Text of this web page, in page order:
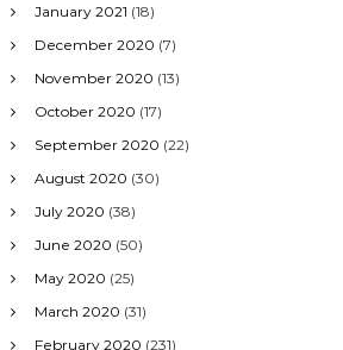
January 2021 (18)
December 2020 (7)
November 2020 (13)
October 2020 (17)
September 2020 (22)
August 2020 (30)
July 2020 (38)
June 2020 (50)
May 2020 (25)
March 2020 (31)
February 2020 (231)